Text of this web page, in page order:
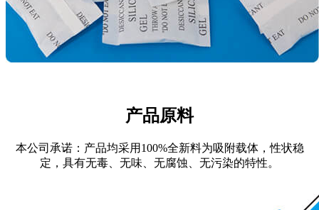
产品原料
本公司承诺：产品均采用100%全新料为吸附载体，性状稳
定，具有无毒、无味、无腐蚀、无污染的特性。